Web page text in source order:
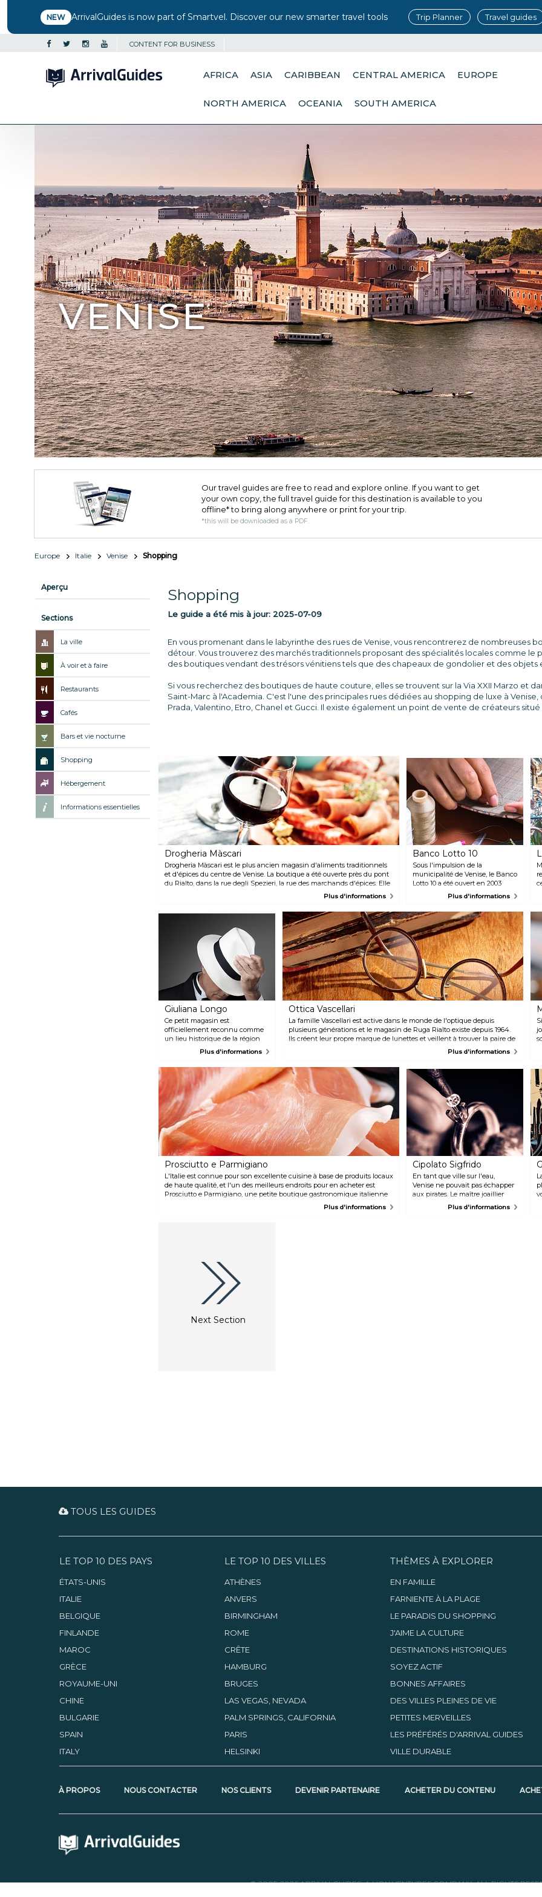
NEW ArrivalGuides is now part of Smartvel. Discover our new smarter travel tools Trip Planner Travel guides
CONTENT FOR BUSINESS
AFRICA ASIA CARIBBEAN CENTRAL AMERICA EUROPE
NORTH AMERICA OCEANIA SOUTH AMERICA
SHOPPING
VENISE
Our travel guides are free to read and explore online. If you want to get
your own copy, the full travel guide for this destination is available to you
offline* to bring along anywhere or print for your trip.​
*this will be downloaded as a PDF.
Europe Italie Venise Shopping
Aperçu
Sections
La ville
À voir et à faire
Restaurants
Cafés
Bars et vie nocturne
Shopping
Hébergement
Informations essentielles
Shopping
Le guide a été mis à jour: 2025-07-09
En vous promenant dans le labyrinthe des rues de Venise, vous rencontrerez de nombreuses
détour. Vous trouverez des marchés traditionnels proposant des spécialités locales comme le
des boutiques vendant des trésors vénitiens tels que des chapeaux de gondolier et des objets
Si vous recherchez des boutiques de haute couture, elles se trouvent sur la Via XXII Marzo et
Saint-Marc à l'Academia. C'est l'une des principales rues dédiées au shopping de luxe à
Prada, Valentino, Etro, Chanel et Gucci. Il existe également un point de vente de créateurs situé
Drogheria Màscari
Drogheria Màscari est le plus ancien magasin d'aliments traditionnels
et d'épices du centre de Venise. La boutique a été ouverte près du pont
du Rialto, dans la rue degli Spezieri, la rue des marchands d'épices. Elle
propose une large gamme des meilleurs produits originaux de la cuisine
champignons séchés et du vinaigre balsamique, ainsi que des biscuits,
des bonbons typiques de la ville, des friandises et plus de cinquante
Plus d'informations
Banco Lotto 10
Sous l'impulsion de la
municipalité de Venise, le Banco
Lotto 10 a été ouvert en 2003
dans le but de mettre en valeur
les résultats d'un programme de
reconversion dans la prison pour
femmes de Giudecca. Les
vêtements et accessoires
élégants que vous trouverez ici
sont tous conçus et fabriqués à
la main par les détenus qui
travaillent dans la boutique avec
l'aide de nombreux bénévoles.
Plus d'informations
Giuliana Longo
Ce petit magasin est
officiellement reconnu comme
un lieu historique de la région
de Vénétie. Dans cette petite
sortes de chapeaux de la plus
haute qualité. Si vous avez
besoin d'un chapeau de
gondolier dans votre garde-robe,
vous le trouverez ici, mais aussi
des chapeaux en laine, des
chapeaux pour le carnaval, des
chapeaux de mariage et des
chapeaux Panama originaux
importés directement
d'Équateur.
Plus d'informations
Ottica Vascellari
La famille Vascellari est active dans le monde de l'optique depuis
plusieurs générations et le magasin de Ruga Rialto existe depuis 1964.
Ils créent leur propre marque de lunettes et veillent à trouver la paire de
lunettes parfaite pour chaque client, en tenant compte de la forme de
Plus d'informations
Prosciutto e Parmigiano
L'Italie est connue pour son excellente cuisine à base de produits locaux
de haute qualité, et l'un des meilleurs endroits pour en acheter est
Prosciutto e Parmigiano, une petite boutique gastronomique italienne
située près de la place Saint-Marc. Ne manquez pas le Prosciutto di
Plus d'informations
Cipolato Sigfrido
En tant que ville sur l'eau,
Venise ne pouvait pas échapper
aux pirates. Le maître joaillier
Sigfrido crée des bagues, des
Plus d'informations
Next Section
TOUS LES GUIDES
LE TOP 10 DES PAYS
ÉTATS-UNIS
ITALIE
BELGIQUE
FINLANDE
MAROC
GRÈCE
ROYAUME-UNI
CHINE
BULGARIE
SPAIN
ITALY
LE TOP 10 DES VILLES
ATHÈNES
ANVERS
BIRMINGHAM
ROME
CRÊTE
HAMBURG
BRUGES
LAS VEGAS, NEVADA
PALM SPRINGS, CALIFORNIA
PARIS
HELSINKI
THÈMES À EXPLORER
EN FAMILLE
FARNIENTE À LA PLAGE
LE PARADIS DU SHOPPING
J'AIME LA CULTURE
DESTINATIONS HISTORIQUES
SOYEZ ACTIF
BONNES AFFAIRES
DES VILLES PLEINES DE VIE
PETITES MERVEILLES
LES PRÉFÉRÉS D'ARRIVAL GUIDES
VILLE DURABLE
À PROPOS NOUS CONTACTER NOS CLIENTS DEVENIR PARTENAIRE ACHETER DU CONTENU
© 2005-2026 ARRIVALGUIDES, A LION VENTURES COMPANY. ALL RIGHTS